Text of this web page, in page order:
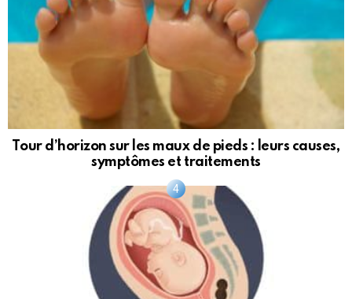
Tour d’horizon sur les maux de pieds : leurs causes,
symptômes et traitements